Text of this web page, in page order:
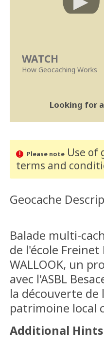
WATCH
How Geocaching Works
Looking for
Please noteUse of
terms and
Geocache
Balade multi-
de l'école
WALLOOK, un
avec l'ASBL
la découverte
patrimoine local
Additional Hints